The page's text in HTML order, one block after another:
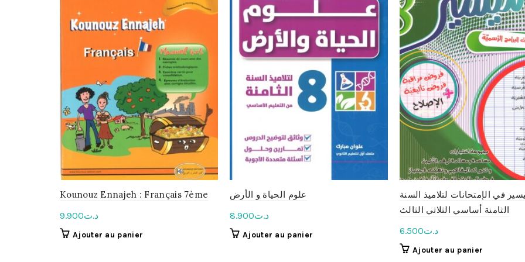
Kounouz Ennajeh : Français 7ème
د.ت9.900
Ajouter au panier
علوم الحياة و الأرض
د.ت8.900
Ajouter au panier
في الإمتحانات لتلاميذ السنة
الثامنة أساسي الثلاثي الثالث
د.ت6.500
Ajouter au panier